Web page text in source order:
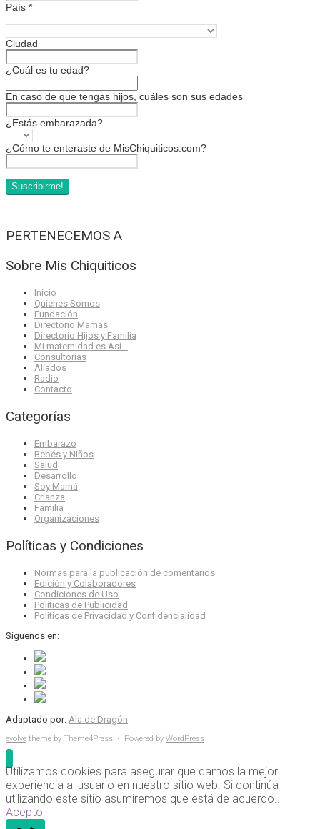
País *
Ciudad
¿Cuál es tu edad?
En caso de que tengas hijos, cuáles son sus edades
¿Estás embarazada?
¿Cómo te enteraste de MisChiquiticos.com?
PERTENECEMOS A
Sobre Mis Chiquiticos
Inicio
Quienes Somos
Fundación
Directorio Mamás
Directorio Hijos y Familia
Mi maternidad es Así…
Consultorías
Aliados
Radio
Contacto
Categorías
Embarazo
Bebés y Niños
Salud
Desarrollo
Soy Mamá
Crianza
Familia
Organizaciones
Políticas y Condiciones
Normas para la publicación de comentarios
Edición y Colaboradores
Condiciones de Uso
Políticas de Publicidad
Políticas de Privacidad y Confidencialidad
Síguenos en:
Adaptado por: Ala de Dragón
evolve theme by Theme4Press • Powered by WordPress
Utilizamos cookies para asegurar que damos la mejor
experiencia al usuario en nuestro sitio web. Si continúa
utilizando este sitio asumiremos que está de acuerdo..
Acepto